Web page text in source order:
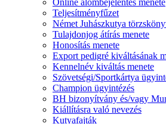
Online alombejelentés menete
Teljesítményfűzet
Német Juhászkutya
Tulajdonjog átírás menete
Honosítás menete
Export pedigré kiváltásának
Kennelnév kiváltás menete
Szövetségi/Sportkártya
Champion ügyintézés
BH bizonyítvány és/vagy
Kiállításra való nevezés
Kutyafajták